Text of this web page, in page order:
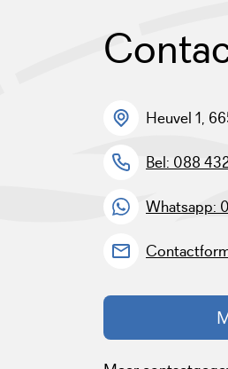
Heuvel 1,
Bel: 088
Whatsapp: